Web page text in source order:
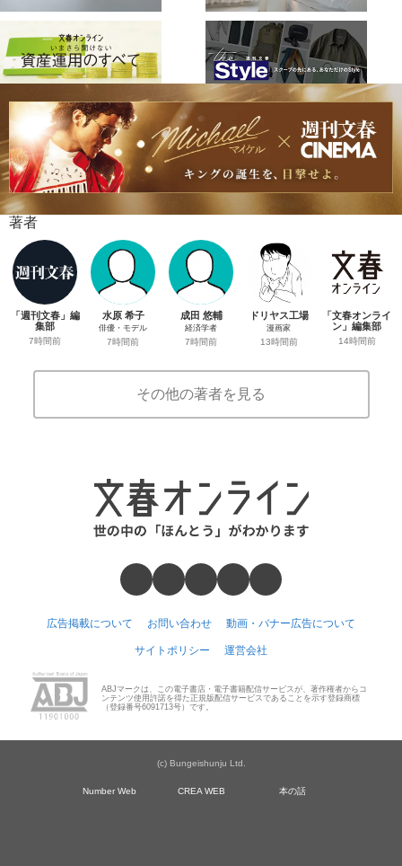
著者
「週刊文春」編
集部
7時間前
水原 希子
俳優・モデル
7時間前
成田 悠輔
経済学者
7時間前
ドリヤス工場
漫画家
13時間前
「文春オンライ
ン」編集部
14時間前
その他の著者を見る
広告掲載について お問い合わせ 動画・バナー広告について
サイトポリシー 運営会社
ABJマークは、この電子書店・電子書籍配信サービスが、著作権者からコ
ンテンツ使用許諾を得た正規版配信サービスであることを示す登録商標
（登録番号6091713号）です。
(c) Bungeishunju Ltd.
Number Web CREA WEB 本の話